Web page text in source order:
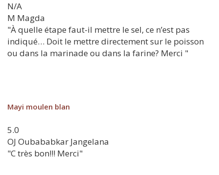
N/A
M Magda
"À quelle étape faut-il mettre le sel, ce n’est pas
indiqué… Doit le mettre directement sur le poisson
ou dans la marinade ou dans la farine? Merci "
Mayi moulen blan
5.0
OJ Oubababkar Jangelana
"C très bon!!! Merci"